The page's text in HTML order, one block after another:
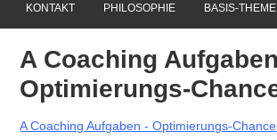
KONTAKT PHILOSOPHIE BASIS-
A Coaching
Optimierungs-
A Coaching Aufgaben - Optimierungs-